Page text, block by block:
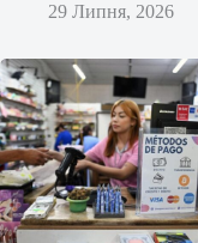
29 Липня, 2026